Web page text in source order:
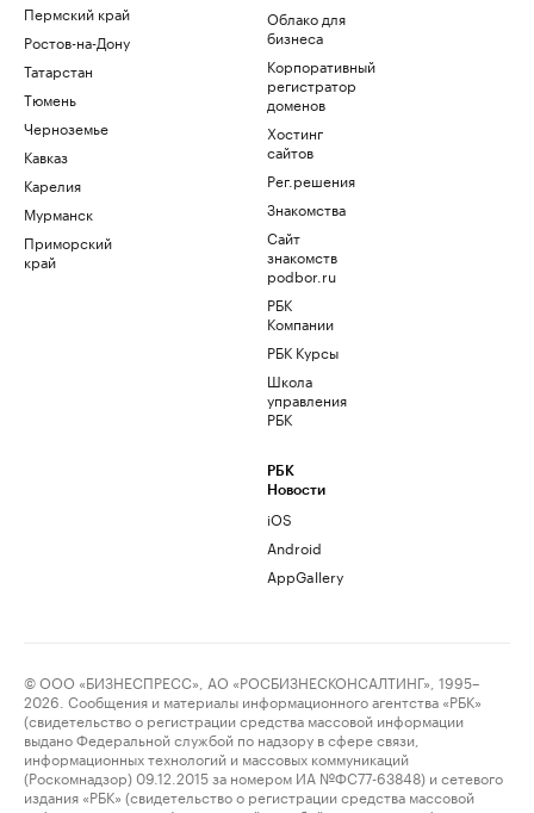
Пермский край
Ростов-на-Дону
Татарстан
Тюмень
Черноземье
Кавказ
Карелия
Мурманск
Приморский
край
Облако для
бизнеса
Корпоративный
регистратор
доменов
Хостинг
сайтов
Рег.решения
Знакомства
Сайт
знакомств
podbor.ru
РБК
Компании
РБК Курсы
Школа
управления
РБК
РБК
Новости
iOS
Android
AppGallery
© ООО «БИЗНЕСПРЕСС», АО «РОСБИЗНЕСКОНСАЛТИНГ», 1995–
2026. Сообщения и материалы информационного агентства «РБК»
(свидетельство о регистрации средства массовой информации
выдано Федеральной службой по надзору в сфере связи,
информационных технологий и массовых коммуникаций
(Роскомнадзор) 09.12.2015 за номером ИА №ФС77-63848) и сетевого
издания «РБК» (свидетельство о регистрации средства массовой